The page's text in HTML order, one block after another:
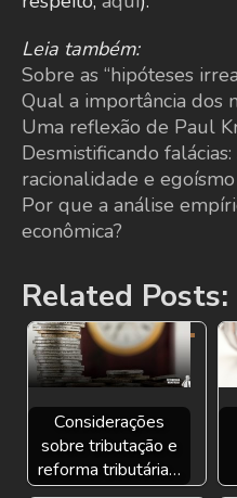
Leia também:
Sobre as “hipóteses
Qual a importância dos
Uma reflexão de Paul
Desmistificando
racionalidade e egoísmo
Por que a análise
econômica?
Related Posts:
Considerações
sobre tributação e
reforma tributária…